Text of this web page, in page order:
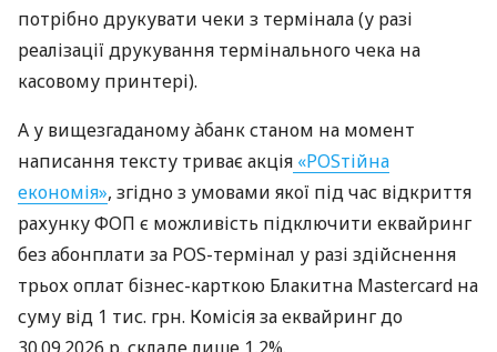
потрібно друкувати чеки з термінала (у разі
реалізації друкування термінального чека на
касовому принтері).
А у вищезгаданому àбанк станом на момент
написання тексту триває акція «POSтійна
економія», згідно з умовами якої під час відкриття
рахунку ФОП є можливість підключити еквайринг
без абонплати за POS-термінал у разі здійснення
трьох оплат бізнес-карткою Блакитна Mastercard на
суму від 1 тис. грн. Комісія за еквайринг до